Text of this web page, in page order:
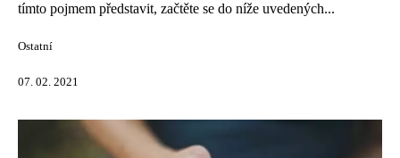
tímto pojmem představit, začtěte se do níže uvedených...
Ostatní
07. 02. 2021